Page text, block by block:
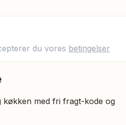
du vores betingelser
køkken med fri fragt-kode og